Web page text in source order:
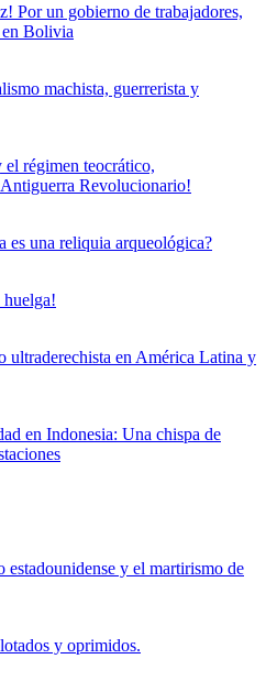
Por un gobierno de trabajadores,
Bolivia
machista, guerrerista y
régimen teocrático,
Revolucionario!
es una reliquia arqueológica?
ultraderechista en América Latina y
en Indonesia: Una chispa de
estadounidense y el martirismo de
y oprimidos.